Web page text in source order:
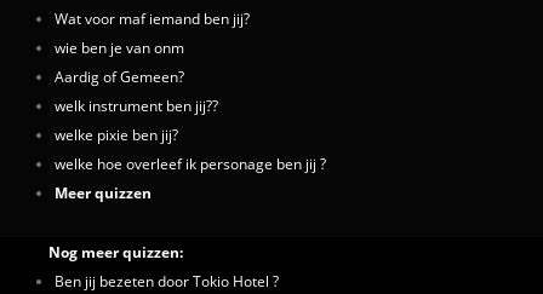
Wat voor maf iemand ben jij?
wie ben je van onm
Aardig of Gemeen?
welk instrument ben jij??
welke pixie ben jij?
welke hoe overleef ik personage ben jij ?
Meer quizzen
Nog meer quizzen:
Ben jij bezeten door Tokio Hotel ?